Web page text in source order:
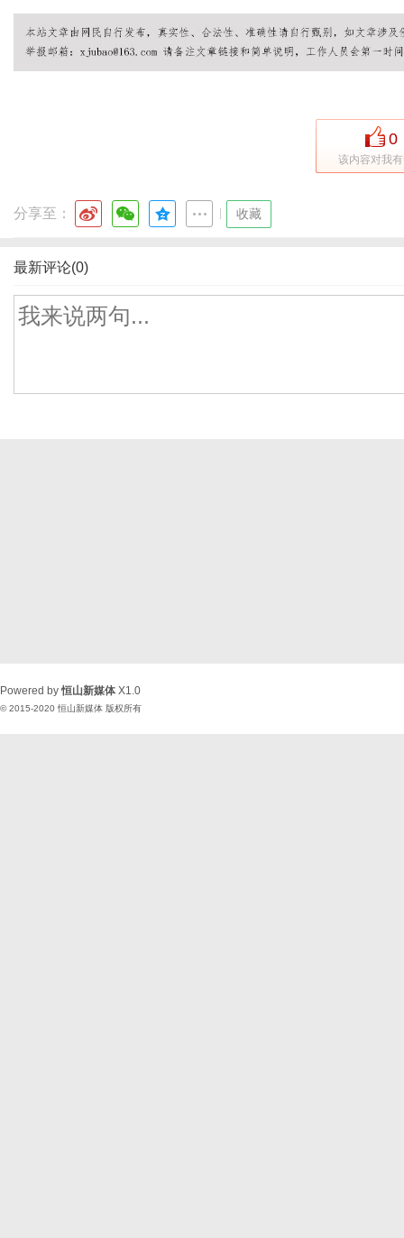
0
该内容对我
分享至： 收藏
最新评论(0)
Powered by恒山新媒体 X1.0
© 2015-2020 恒山新媒体 版权所有